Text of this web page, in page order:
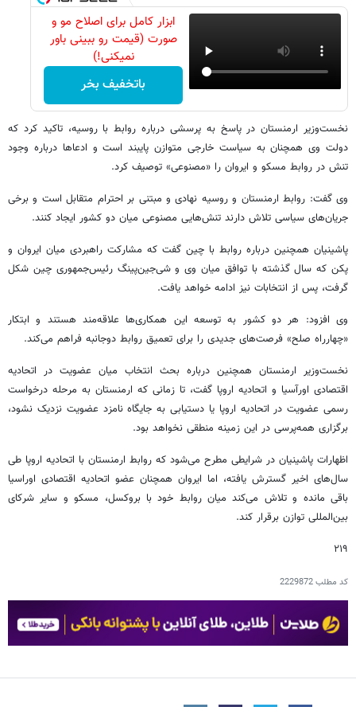
ابزار کامل برای اصلاح مو و
صورت (قیمت رو ببینی باور
نمیکنی!)
باتخفیف بخر
نخست‌وزیر ارمنستان در پاسخ به پرسشی درباره روابط با روسیه، تاکید کرد که
دولت وی همچنان به سیاست خارجی متوازن پایبند است و ادعاها درباره وجود
تنش در روابط مسکو و ایروان را «مصنوعی» توصیف کرد.
وی گفت: روابط ارمنستان و روسیه نهادی و مبتنی بر احترام متقابل است و برخی
جریان‌های سیاسی تلاش دارند تنش‌هایی مصنوعی میان دو کشور ایجاد کنند.
پاشینیان همچنین درباره روابط با چین گفت که مشارکت راهبردی میان ایروان و
پکن که سال گذشته با توافق میان وی و شی‌جین‌پینگ رئیس‌جمهوری چین شکل
گرفت، پس از انتخابات نیز ادامه خواهد یافت.
وی افزود: هر دو کشور به توسعه این همکاری‌ها علاقه‌مند هستند و ابتکار
«چهارراه صلح» فرصت‌های جدیدی را برای تعمیق روابط دوجانبه فراهم می‌کند.
نخست‌وزیر ارمنستان همچنین درباره بحث انتخاب میان عضویت در اتحادیه
اقتصادی اورآسیا و اتحادیه اروپا گفت، تا زمانی که ارمنستان به مرحله درخواست
رسمی عضویت در اتحادیه اروپا یا دستیابی به جایگاه نامزد عضویت نزدیک نشود،
برگزاری همه‌پرسی در این زمینه منطقی نخواهد بود.
اظهارات پاشینیان در شرایطی مطرح می‌شود که روابط ارمنستان با اتحادیه اروپا طی
سال‌های اخیر گسترش یافته، اما ایروان همچنان عضو اتحادیه اقتصادی اوراسیا
باقی مانده و تلاش می‌کند میان روابط خود با بروکسل، مسکو و سایر شرکای
بین‌المللی توازن برقرار کند.
۲۱۹
کد مطلب2229872